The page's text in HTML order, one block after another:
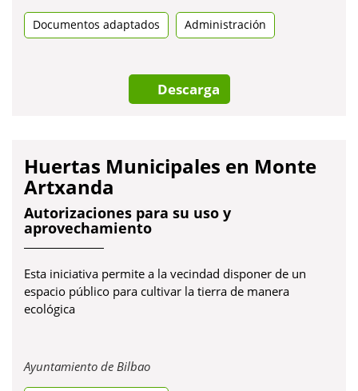
una
pestanya
Documentos adaptados Administración
Descarga
Huertas Municipales en Monte
Artxanda
Autorizaciones para su uso y
aprovechamiento
Esta iniciativa permite a la vecindad disponer de un
espacio público para cultivar la tierra de manera
ecológica
Ayuntamiento de BilbaoObre